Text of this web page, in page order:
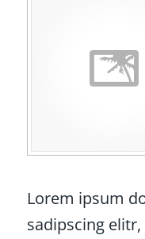
Lorem ipsum
sadipscing